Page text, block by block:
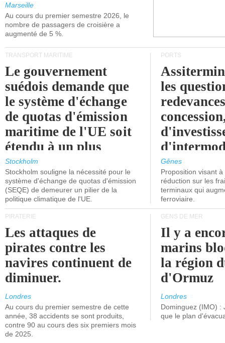
Marseille
Au cours du premier semestre 2026, le
nombre de passagers de croisière a
augmenté de 5 %.
TRANSPORT MARITIME
Le gouvernement
suédois demande que
le système d'échange
de quotas d'émission
maritime de l'UE soit
étendu à un plus
grand nombre de
navires.
Stockholm
Stockholm souligne la nécessité pour le
système d'échange de quotas d'émission
(SEQE) de demeurer un pilier de la
politique climatique de l'UE.
PORTS
les
l'attention
politiciens.
Gênes
Proposition visant
réduction sur les
terminaux qui
ferroviaire.
PIRATERIE
Les attaques de
pirates contre les
navires continuent de
diminuer.
Londres
Au cours du premier semestre de cette
année, 38 accidents se sont produits,
contre 90 au cours des six premiers mois
de 2025.
GENS DE MER
Il y a
marins
la région
d'Ormuz
Londres
Dominguez (IMO) :
que le plan